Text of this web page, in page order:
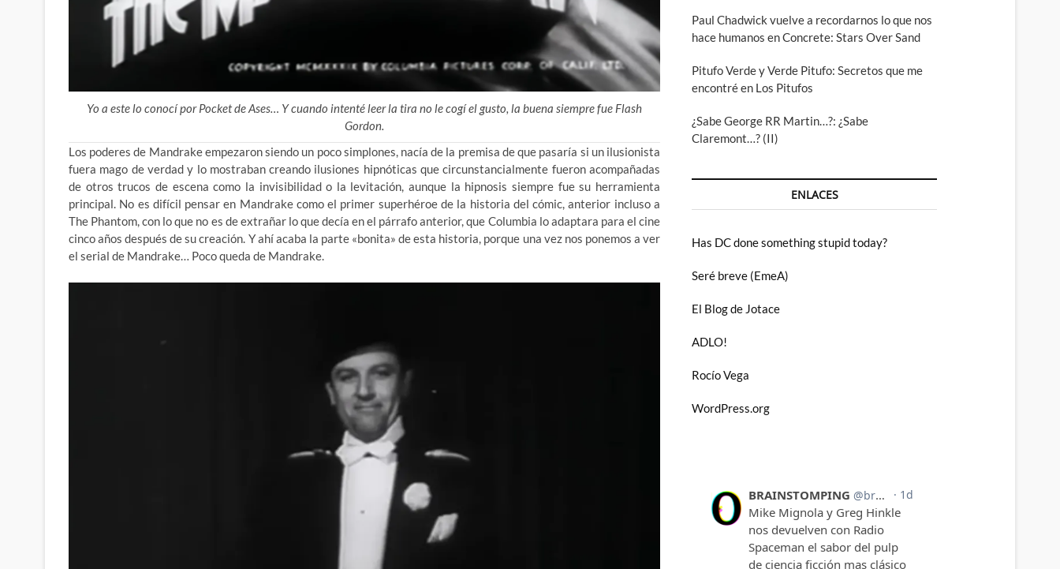
Yo a este lo conocí por Pocket de Ases… Y cuando intenté leer la tira no le cogí el gusto, la buena siempre fue Flash
Gordon.
Los poderes de Mandrake empezaron siendo un poco simplones, nacía de la premisa de que pasaría si un ilusionista
fuera mago de verdad y lo mostraban creando ilusiones hipnóticas que circunstancialmente fueron acompañadas
de otros trucos de escena como la invisibilidad o la levitación, aunque la hipnosis siempre fue su herramienta
principal. No es difícil pensar en Mandrake como el primer superhéroe de la historia del cómic, anterior incluso a
The Phantom, con lo que no es de extrañar lo que decía en el párrafo anterior, que Columbia lo adaptara para el cine
cinco años después de su creación. Y ahí acaba la parte «bonita» de esta historia, porque una vez nos ponemos a ver
el serial de Mandrake… Poco queda de Mandrake.
Paul Chadwick vuelve a recordarnos lo que nos
hace humanos en Concrete: Stars Over Sand
Pitufo Verde y Verde Pitufo: Secretos que me
encontré en Los Pitufos
¿Sabe George RR Martin…?: ¿Sabe
Claremont…? (II)
ENLACES
Has DC done something stupid today?
Seré breve (EmeA)
El Blog de Jotace
ADLO!
Rocío Vega
WordPress.org